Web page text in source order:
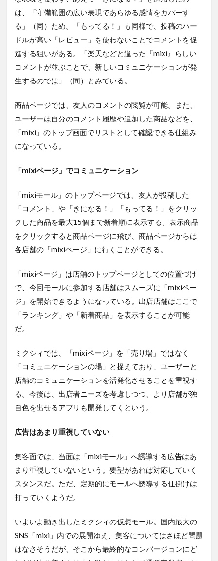
は、「守備範囲の広い表現であらゆる感情をカバーす
る」（同）ため。「もってる！」も同様で、投稿のハー
ドルが高い「レビュー」を使わないことでコメントを促
進する狙いがある。「楽天などと違った『mixi』らしい
コメントが並ぶことで、新しいコミュニケーションが発
生するのでは」（同）とみている。
商品ページでは、友人のコメントの閲覧が可能。また、
ユーザーは自分のコメント履歴や追加した商品などを、
「mixi」のトップ画面でリストとして確認できる仕組み
になっている。
「mixiページ」でコミュニケーション
「mixiモール」のトップページでは、友人が投稿した
「コメント」や「きになる！」「もってる！」をクリッ
クした商品を最大15個まで新着順に表示する。表示商品
をクリックすると商品ページに飛び、商品ページからは
各店舗の「mixiページ」に行くことができる。
「mixiページ」は店舗のトップページとしての位置づけ
で、今回モールに参加する店舗はスムーズに「mixiペー
ジ」を開始できるようになっている。出店店舗はここで
「ランキング」や「新着商品」を表示することが可能
だ。
ミクシィでは、「mixiページ」を「売り場」ではなく
「コミュニケーションの場」と捉えており、ユーザーと
店舗のコミュニケーションを活発化させることを重視す
る。今後は、出店者ニーズを考慮しつつ、より店舗が独
自色を出せるアプリも開発してくという。
広告はあまり重視していない
集客面では、当面は「mixiモール」へ誘導する広告はあ
まり重視していないという。要望があれば対応していく
スタンスだ。ただ、定期的にモールへ誘導する仕掛けは
打っていくようだ。
いよいよ動き出したミクシィの仮想モール。国内最大の
SNS「mixi」内での展開ゆえ、集客についてはさほど問題
はなさそうだが、そこから最終的なコンバージョンにど